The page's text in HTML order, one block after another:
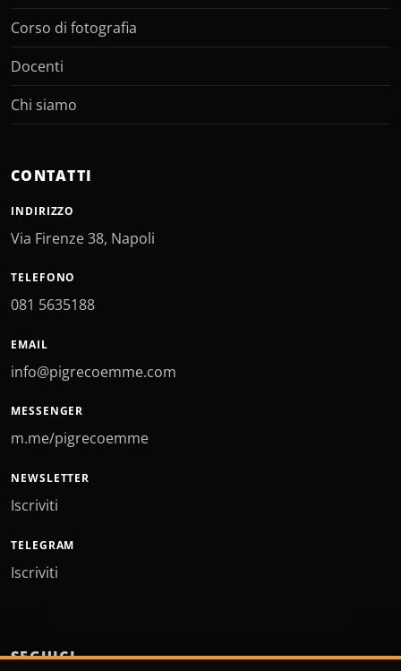
Corso di fotografia
Docenti
Chi siamo
CONTATTI
INDIRIZZO
Via Firenze 38, Napoli
TELEFONO
081 5635188
EMAIL
info@pigrecoemme.com
MESSENGER
m.me/pigrecoemme
NEWSLETTER
Iscriviti
TELEGRAM
Iscriviti
SEGUICI